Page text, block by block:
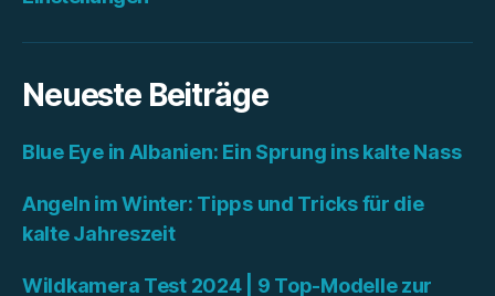
Neueste Beiträge
Blue Eye in Albanien: Ein Sprung ins kalte Nass
Angeln im Winter: Tipps und Tricks für die
kalte Jahreszeit
Wildkamera Test 2024 | 9 Top-Modelle zur